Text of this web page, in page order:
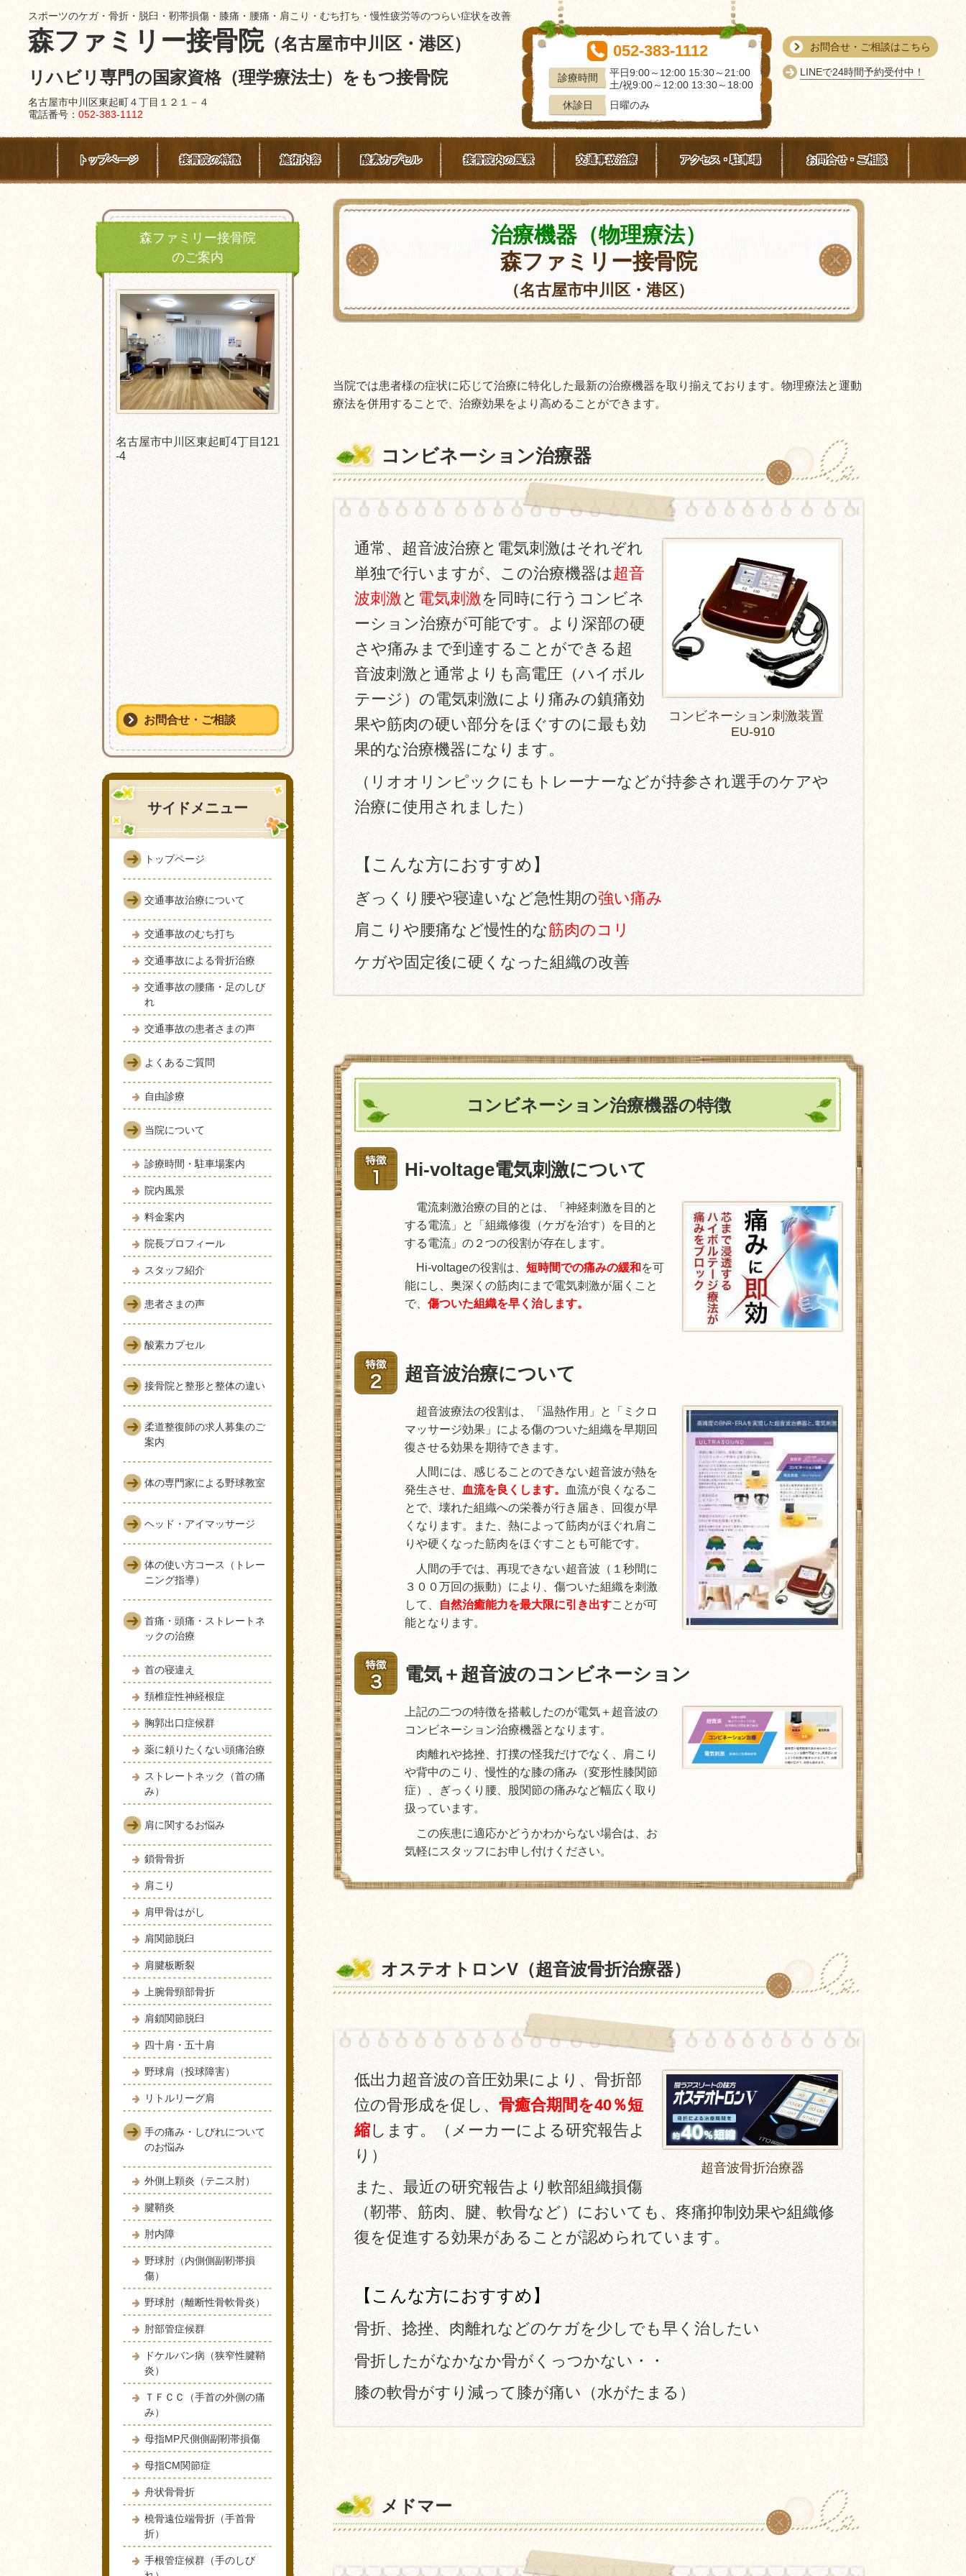
スポーツのケガ・骨折・脱臼・靭帯損傷・膝痛・腰痛・肩こり・むち打ち・慢性疲労等のつらい症状を改善
森ファミリー接骨院（名古屋市中川区・港区）
リハビリ専門の国家資格（理学療法士）をもつ接骨院
名古屋市中川区東起町４丁目１２１－４
電話番号： 052-383-1112
052-383-1112
診療時間
平日9:00～12:00 15:30～21:00
土/祝9:00～12:00 13:30～18:00
休診日
日曜のみ
お問合せ・ご相談はこちら
LINEで24時間予約受付中！
トップページ 接骨院の特徴 施術内容 酸素カプセル 接骨院内の風景 交通事故治療 アクセス・駐車場 お問合せ・ご相談
治療機器（物理療法）
森ファミリー接骨院
（名古屋市中川区・港区）
当院では患者様の症状に応じて治療に特化した最新の治療機器を取り揃えております。物理療法と運動
療法を併用することで、治療効果をより高めることができます。
コンビネーション治療器
コンビネーション刺激装置
EU-910
通常、超音波治療と電気刺激はそれぞれ
単独で行いますが、この治療機器は超音
波刺激と 電気刺激を同時に行うコンビネ
ーション治療が可能です。より深部の硬
さや痛みまで到達することができる超
音波刺激と通常よりも高電圧（ハイボル
テージ）の電気刺激により痛みの鎮痛効
果や筋肉の硬い部分をほぐすのに最も効
果的な治療機器になります。
（リオオリンピックにもトレーナーなどが持参され選手のケアや
治療に使用されました）
【こんな方におすすめ】
ぎっくり腰や寝違いなど急性期の強い痛み
肩こりや腰痛など慢性的な筋肉のコリ
ケガや固定後に硬くなった組織の改善
コンビネーション治療機器の特徴
Hi-voltage電気刺激について
電流刺激治療の目的とは、「神経刺激を目的と
する電流」と「組織修復（ケガを治す）を目的と
する電流」の２つの役割が存在します。
Hi-voltageの役割は、 短時間での痛みの緩和 を可
能にし、奥深くの筋肉にまで電気刺激が届くこと
で、 傷ついた組織を早く治します。
超音波治療について
超音波療法の役割は、「温熱作用」と「ミクロ
マッサージ効果」による傷のついた組織を早期回
復させる効果を期待できます。
人間には、感じることのできない超音波が熱を
発生させ、
血流を良くします。
血流が良くなるこ
とで、壊れた組織への栄養が行き届き、回復が早
くなります。また、熱によって筋肉がほぐれ肩こ
りや硬くなった筋肉をほぐすことも可能です。
人間の手では、再現できない超音波（１秒間に
３００万回の振動）により、傷ついた組織を刺激
して、
自然治癒能力を最大限に引き出すことが可
能となります。
電気＋超音波のコンビネーション
上記の二つの特徴を搭載したのが電気＋超音波の
コンビネーション治療機器となります。
肉離れや捻挫、打撲の怪我だけでなく、肩こり
や背中のこり、慢性的な膝の痛み（変形性膝関節
症）、ぎっくり腰、股関節の痛みなど幅広く取り
扱っています。
この疾患に適応かどうかわからない場合は、お
気軽にスタッフにお申し付けください。
オステオトロンV（超音波骨折治療器）
超音波骨折治療器
低出力超音波の音圧効果により、骨折部
位の骨形成を促し、 骨癒合期間を40％短
縮します。（メーカーによる研究報告よ
り）
また、最近の研究報告より軟部組織損傷
（靭帯、筋肉、腱、軟骨など）においても、疼痛抑制効果や組織修
復を促進する効果があることが認められています。
【こんな方におすすめ】
骨折、捻挫、肉離れなどのケガを少しでも早く治したい
骨折したがなかなか骨がくっつかない・・
膝の軟骨がすり減って膝が痛い（水がたまる）
メドマー
森ファミリー接骨院
のご案内
名古屋市中川区東起町4丁目121
-4
お問合せ・ご相談
サイドメニュー
トップページ
交通事故治療について
交通事故のむち打ち
交通事故による骨折治療
交通事故の腰痛・足のしび
れ
交通事故の患者さまの声
よくあるご質問
自由診療
当院について
診療時間・駐車場案内
院内風景
料金案内
院長プロフィール
スタッフ紹介
患者さまの声
酸素カプセル
接骨院と整形と整体の違い
柔道整復師の求人募集のご
案内
体の専門家による野球教室
ヘッド・アイマッサージ
体の使い方コース（トレー
ニング指導）
首痛・頭痛・ストレートネ
ックの治療
首の寝違え
頚椎症性神経根症
胸郭出口症候群
薬に頼りたくない頭痛治療
ストレートネック（首の痛
み）
肩に関するお悩み
鎖骨骨折
肩こり
肩甲骨はがし
肩関節脱臼
肩腱板断裂
上腕骨頸部骨折
肩鎖関節脱臼
四十肩・五十肩
野球肩（投球障害）
リトルリーグ肩
手の痛み・しびれについて
のお悩み
外側上顆炎（テニス肘）
腱鞘炎
肘内障
野球肘（内側側副靭帯損
傷）
野球肘（離断性骨軟骨炎）
肘部管症候群
ドケルバン病（狭窄性腱鞘
炎）
ＴＦＣＣ（手首の外側の痛
み）
母指MP尺側側副靭帯損傷
母指CM関節症
舟状骨骨折
橈骨遠位端骨折（手首骨
折）
手根管症候群（手のしび